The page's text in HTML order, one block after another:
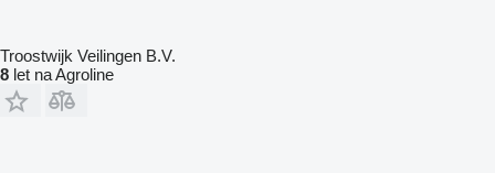
Troostwijk Veilingen B.V.
8 let na Agroline